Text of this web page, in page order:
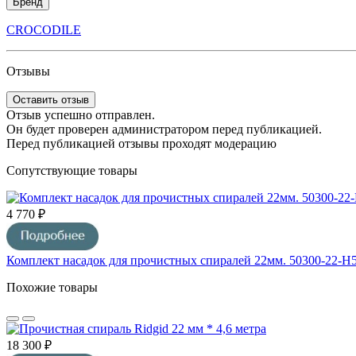
CROCODILE
Отзывы
Оставить отзыв
Отзыв успешно отправлен.
Он будет проверен администратором перед публикацией.
Перед публикацией отзывы проходят модерацию
Сопутствующие товары
4 770 ₽
Комплект насадок для прочистных спиралей 22мм. 50300-22-
Похожие товары
18 300 ₽